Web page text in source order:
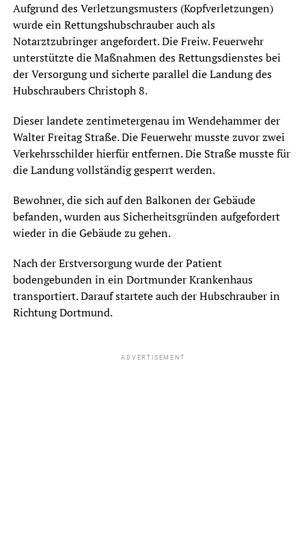
Aufgrund des Verletzungsmusters (Kopfverletzungen)
wurde ein Rettungshubschrauber auch als
Notarztzubringer angefordert. Die Freiw. Feuerwehr
unterstützte die Maßnahmen des Rettungsdienstes bei
der Versorgung und sicherte parallel die Landung des
Hubschraubers Christoph 8.
Dieser landete zentimetergenau im Wendehammer der
Walter Freitag Straße. Die Feuerwehr musste zuvor zwei
Verkehrsschilder hierfür entfernen. Die Straße musste für
die Landung vollständig gesperrt werden.
Bewohner, die sich auf den Balkonen der Gebäude
befanden, wurden aus Sicherheitsgründen aufgefordert
wieder in die Gebäude zu gehen.
Nach der Erstversorgung wurde der Patient
bodengebunden in ein Dortmunder Krankenhaus
transportiert. Darauf startete auch der Hubschrauber in
Richtung Dortmund.
ADVERTISEMENT